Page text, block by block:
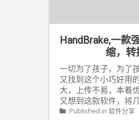
HandBrake,一款
缩，转
一切为了孩子，为了
又找到这个小巧好用
大，上传不易，本着
又想到这款软件，将
Published in 软件分享